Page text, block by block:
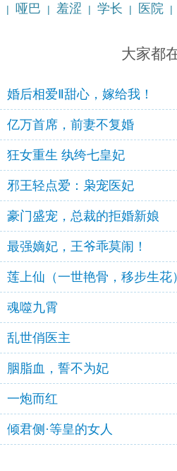
| 哑巴 | 羞涩 | 学长 | 医院 |
大家都
婚后相爱Ⅱ甜心，嫁给我！
亿万首席，前妻不复婚
狂女重生 纨绔七皇妃
邪王轻点爱：枭宠医妃
豪门盛宠，总裁的拒婚新娘
最强嫡妃，王爷乖莫闹！
莲上仙（一世艳骨，移步生花）
魂噬九霄
乱世俏医主
胭脂血，誓不为妃
一炮而红
倾君侧·等皇的女人